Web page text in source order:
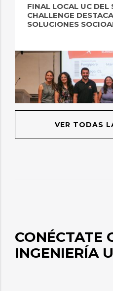
FINAL LOCAL UC DEL
CHALLENGE
SOLUCIONES
VER TODAS
CONÉCTATE
INGENIERÍA